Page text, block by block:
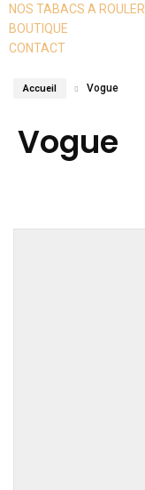
NOS TABACS A ROULER
BOUTIQUE
CONTACT
Accueil Vogue
Vogue